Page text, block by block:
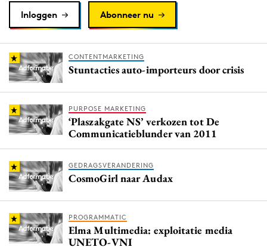
Programmatic
Purpose Marketing
Reputatie & crisis
Inloggen Abonneer nu
CONTENTMARKETING
Stuntacties auto-importeurs door crisis
PURPOSE MARKETING
‘Plaszakgate NS’ verkozen tot De
Communicatieblunder van 2011
GEDRAGSVERANDERING
CosmoGirl naar Audax
PROGRAMMATIC
Elma Multimedia: exploitatie media
UNETO-VNI